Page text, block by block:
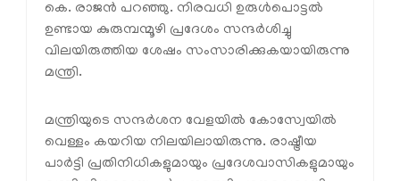
കെ. രാജന്‍ പറഞ്ഞു. നിരവധി ഉരുള്‍പൊട്ടല്‍
ഉണ്ടായ കുരുമ്പന്മൂഴി പ്രദേശം സന്ദര്‍ശിച്ചു
വിലയിരുത്തിയ ശേഷം സംസാരിക്കുകയായിരുന്നു
മന്ത്രി.
മന്ത്രിയുടെ സന്ദര്‍ശന വേളയില്‍ കോസ്വേയില്‍
വെള്ളം കയറിയ നിലയിലായിരുന്നു. രാഷ്ട്രീയ
പാര്‍ട്ടി പ്രതിനിധികളുമായും പ്രദേശവാസികളുമായും